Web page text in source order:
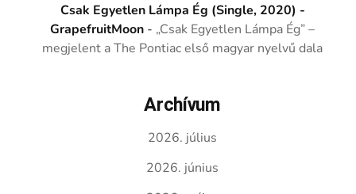
Csak Egyetlen Lámpa Ég (Single, 2020) -
GrapefruitMoon - „Csak Egyetlen Lámpa Ég” –
megjelent a The Pontiac első magyar nyelvű dala
Archívum
2026. július
2026. június